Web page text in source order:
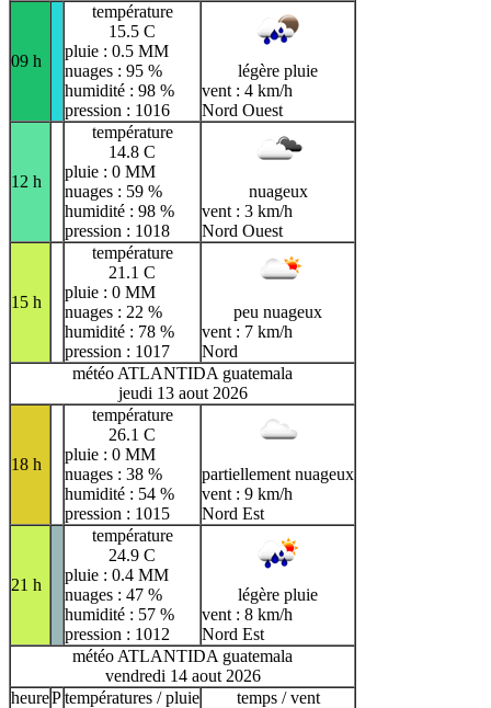
09 h
température
15.5 C
pluie : 0.5 MM
nuages : 95 %
humidité : 98 %
pression : 1016
légère pluie
vent : 4 km/h
Nord Ouest
12 h
température
14.8 C
pluie : 0 MM
nuages : 59 %
humidité : 98 %
pression : 1018
nuageux
vent : 3 km/h
Nord Ouest
15 h
température
21.1 C
pluie : 0 MM
nuages : 22 %
humidité : 78 %
pression : 1017
peu nuageux
vent : 7 km/h
Nord
météo ATLANTIDA guatemala
jeudi 13 aout 2026
18 h
température
26.1 C
pluie : 0 MM
nuages : 38 %
humidité : 54 %
pression : 1015
partiellement nuageux
vent : 9 km/h
Nord Est
21 h
température
24.9 C
pluie : 0.4 MM
nuages : 47 %
humidité : 57 %
pression : 1012
légère pluie
vent : 8 km/h
Nord Est
météo ATLANTIDA guatemala
vendredi 14 aout 2026
heurePtempératures / pluie temps / vent